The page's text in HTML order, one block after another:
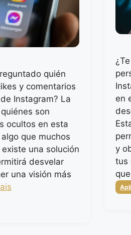
quién
y comentarios
Instagram? La
son
ocultos en esta
que muchos
una solución
desvelar
una visión más
en
y
tus